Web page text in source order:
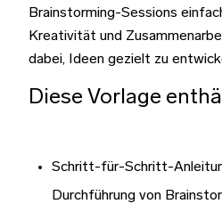
Brainstorming-Sessions
Kreativität und
dabei, Ideen gezielt zu
Diese Vorlage
Schritt-für-Schritt-
Durchführung von